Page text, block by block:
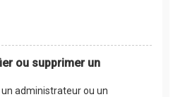
ou supprimer un
administrateur ou un